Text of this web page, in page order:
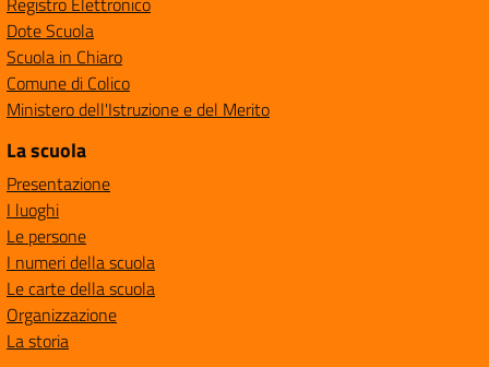
Dote Scuola
Scuola in Chiaro
Comune di Colico
Ministero dell'Istruzione e del Merito
La scuola
Presentazione
I luoghi
Le persone
I numeri della scuola
Le carte della scuola
Organizzazione
La storia